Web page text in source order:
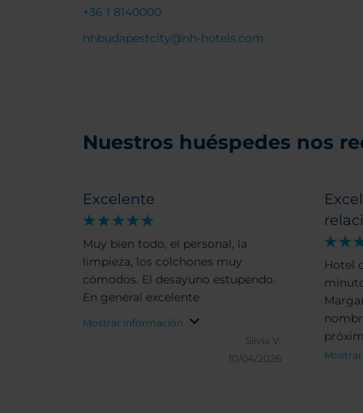
+36 1 8140000
nhbudapestcity@nh-hotels.com
Nuestros huéspedes nos
Excelente
Muy bien todo, el personal, la
limpieza, los colchones muy
cómodos. El desayuno estupendo.
En general excelente
Mostrar información
Silvia V.
10/04/2026
Hotel